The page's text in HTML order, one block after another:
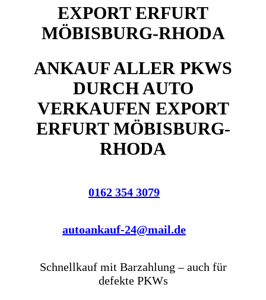
EXPORT ERFURT
MÖBISBURG-RHODA
ANKAUF ALLER PKWS
DURCH AUTO
VERKAUFEN EXPORT
ERFURT MÖBISBURG-
RHODA
0162 354 3079
autoankauf-24@mail.de
Schnellkauf mit Barzahlung – auch für
defekte PKWs